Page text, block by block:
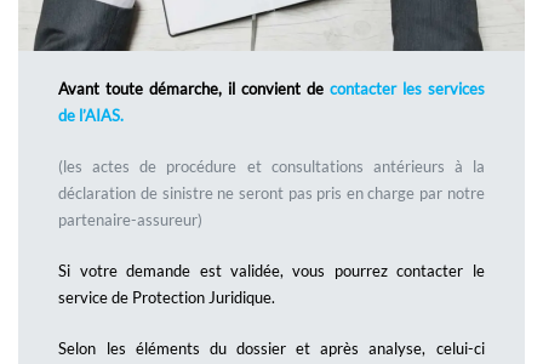
Avant toute démarche, il convient de contacter les services
de l’AIAS.
(les actes de procédure et consultations antérieurs à la
déclaration de sinistre ne seront pas pris en charge par notre
partenaire-assureur)
Si votre demande est validée, vous pourrez contacter le
service de Protection Juridique.
Selon les éléments du dossier et après analyse, celui-ci